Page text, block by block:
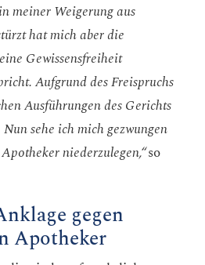
meiner Weigerung aus
hat mich aber die
Gewissensfreiheit
Aufgrund des Freispruchs
Ausführungen des Gerichts
sehe ich mich gezwungen
niederzulegen,“so
gegen
Apotheker